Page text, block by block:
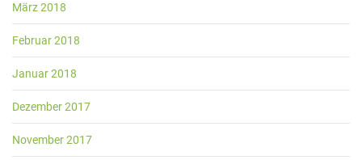
März 2018
Februar 2018
Januar 2018
Dezember 2017
November 2017